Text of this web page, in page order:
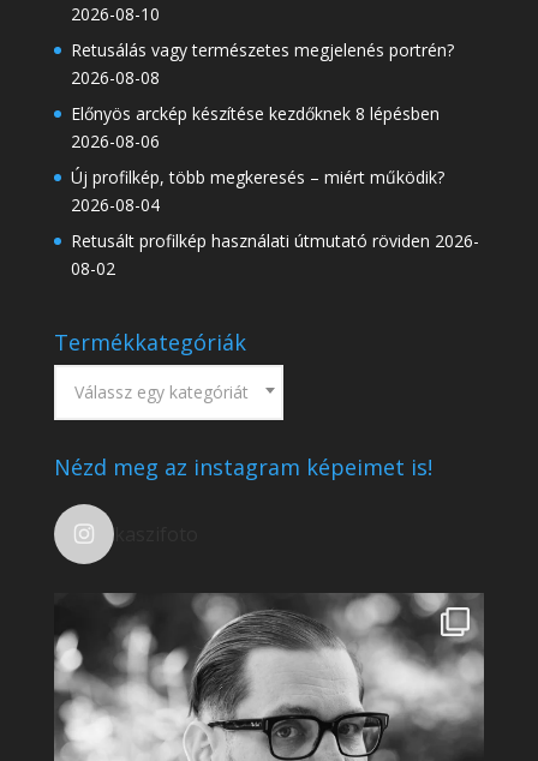
2026-08-10
Retusálás vagy természetes megjelenés portrén?
2026-08-08
Előnyös arckép készítése kezdőknek 8 lépésben
2026-08-06
Új profilkép, több megkeresés – miért működik?
2026-08-04
Retusált profilkép használati útmutató röviden 2026-
08-02
Termékkategóriák
Válassz egy kategóriát
Nézd meg az instagram képeimet is!
kaszifoto